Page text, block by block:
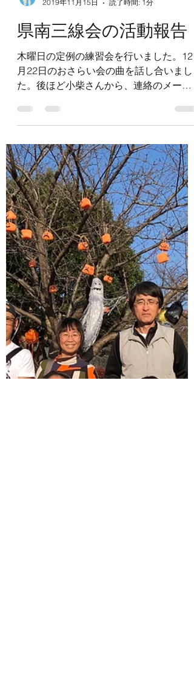
茨城沖縄県人会 芸能部
県南三線会の活動報告
木曜日の定例の練習会を行いました。12
月22日のおさらい会の曲を話し合いまし
た。後ほど小柴さんから、連絡のメール
がはいると思います。来年度に取り組む
曲の楽譜も配りはじめました。昨日は、
祝いブシの練習を後半行いました。